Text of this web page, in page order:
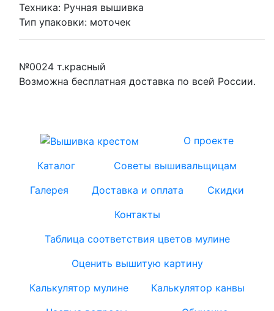
Техника: Ручная вышивка
Тип упаковки: моточек
№0024 т.красный
Возможна бесплатная доставка по всей России.
О проекте
Каталог
Советы вышивальщицам
Галерея
Доставка и оплата
Скидки
Контакты
Таблица соответствия цветов мулине
Оценить вышитую картину
Калькулятор мулине
Калькулятор канвы